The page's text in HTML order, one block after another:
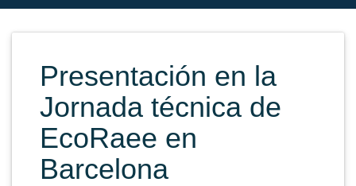
Presentación en la
Jornada técnica de
EcoRaee en
Barcelona